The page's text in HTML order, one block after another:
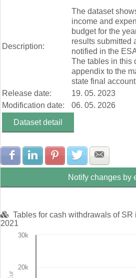
Granty a transfery (mill. Eur)
Mzdy, platy, služobné príjmy a
Poistné a príspevok do poisťovní
Tovary a služby (mill. Eur)
Bežné transfery (mill. Eur)
Obstarávanie kapitálových aktív
Kapitálové transfery (mill. Eur)
Description:
The dataset
income and
budget for the
results submitted
notified in the
The tables in this
appendix to the
state final
Release date:
19. 05. 2023
Modification date:
06. 05. 2026
Dataset detail
Share with Facebook
Share with LinkedIn
Share withShare with
Notify changes by
Tables for cash withdrawals of SR
2021
Bar chart with 12 data series.
20k
30k